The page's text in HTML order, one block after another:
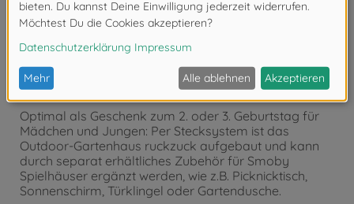
zur Verwendung draußen im Garten oder auf
Terrasse – das Design in Steinoptik kann sich aber
auch drinnen sehen lassen. Und sollte das Spielhaus
mal im Weg stehen – lässt es sich einfach wegheben!
Schnell aufgebaut & beliebig erweiterbar
Optimal als Geschenk zum 2. oder 3. Geburtstag für
Mädchen und Jungen: Per Stecksystem ist das
Outdoor-Gartenhaus ruckzuck aufgebaut und kann
durch separat erhältliches Zubehör für Smoby
Spielhäuser ergänzt werden, wie z.B. Picknicktisch,
Sonnenschirm, Türklingel oder Gartendusche.